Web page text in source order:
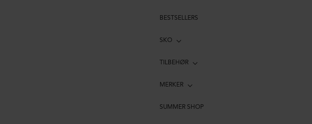
BESTSELLERS
SKO
TILBEHØR
MERKER
SUMMER SHOP